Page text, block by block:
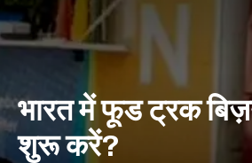
भारत में फूड ट्रक
शुरू करें?